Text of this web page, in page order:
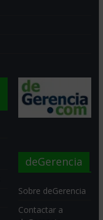
deGerencia
Sobre deGerencia
Contactar a